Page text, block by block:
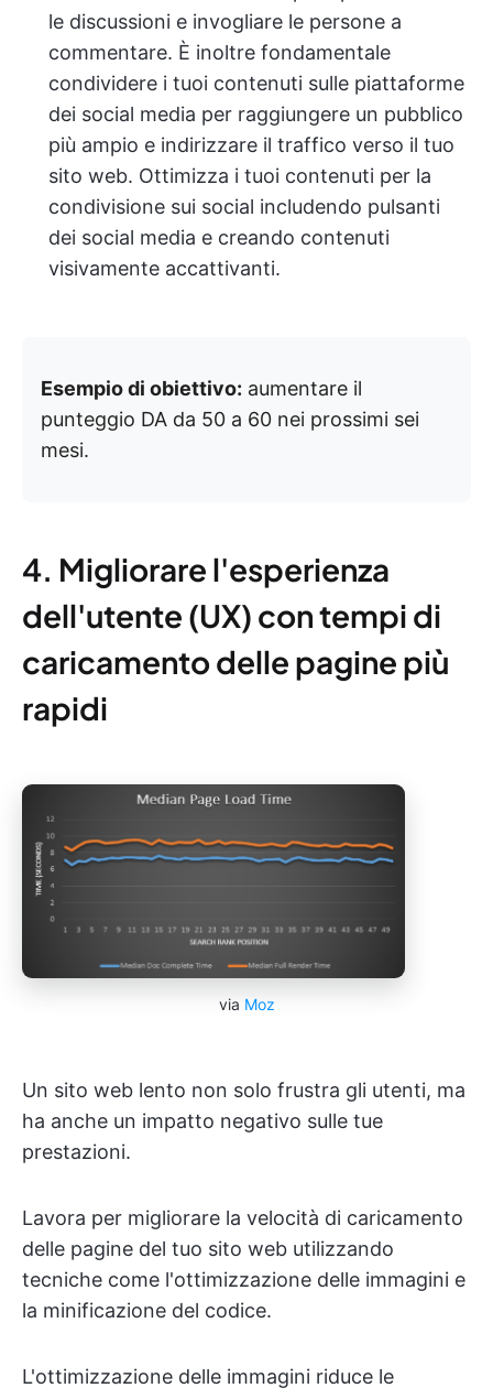
le discussioni e invogliare le persone a
commentare. È inoltre fondamentale
condividere i tuoi contenuti sulle piattaforme
dei social media per raggiungere un pubblico
più ampio e indirizzare il traffico verso il tuo
sito web. Ottimizza i tuoi contenuti per la
condivisione sui social includendo pulsanti
dei social media e creando contenuti
visivamente accattivanti.
Esempio di obiettivo: aumentare il
punteggio DA da 50 a 60 nei prossimi sei
mesi.
4. Migliorare l'esperienza
dell'utente (UX) con tempi di
caricamento delle pagine più
rapidi
via Moz
Un sito web lento non solo frustra gli utenti, ma
ha anche un impatto negativo sulle tue
prestazioni.
Lavora per migliorare la velocità di caricamento
delle pagine del tuo sito web utilizzando
tecniche come l'ottimizzazione delle immagini e
la minificazione del codice.
L'ottimizzazione delle immagini riduce le